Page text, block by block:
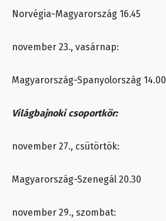
Norvégia-Magyarország 16.45
november 23., vasárnap:
Magyarország-Spanyolország 14.00
Világbajnoki csoportkör:
november 27., csütörtök:
Magyarország-Szenegál 20.30
november 29., szombat: